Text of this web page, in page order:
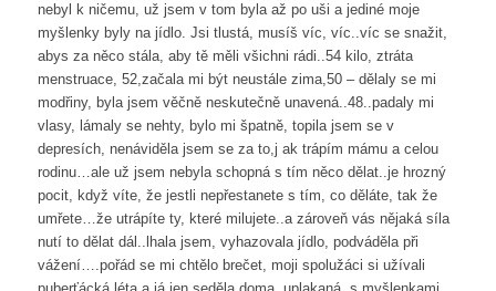
nebyl k ničemu, už jsem v tom byla až po uši a jediné moje
myšlenky byly na jídlo. Jsi tlustá, musíš víc, víc..víc se snažit,
abys za něco stála, aby tě měli všichni rádi..54 kilo, ztráta
menstruace, 52,začala mi být neustále zima,50 – dělaly se mi
modřiny, byla jsem věčně neskutečně unavená..48..padaly mi
vlasy, lámaly se nehty, bylo mi špatně, topila jsem se v
depresích, nenáviděla jsem se za to,j ak trápím mámu a celou
rodinu…ale už jsem nebyla schopná s tím něco dělat..je hrozný
pocit, když víte, že jestli nepřestanete s tím, co děláte, tak že
umřete…že utrápíte ty, které milujete..a zároveň vás nějaká síla
nutí to dělat dál..lhala jsem, vyhazovala jídlo, podváděla při
vážení….pořád se mi chtělo brečet, moji spolužáci si užívali